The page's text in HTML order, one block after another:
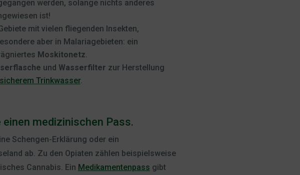
werden, solange nichts anderes
ist!
mit vielen fliegenden Insekten,
aber in Malariagebieten: ein
Moskitonetz.
und Wasserfilter zur Herstellung
sicherem Trinkwasser.
medizinischen Pass.
Schengen-Erklärung oder ein
ab. Zu den Opiaten zählen beispielsweise
Cannabis. Ein Medikamentenpass gibt